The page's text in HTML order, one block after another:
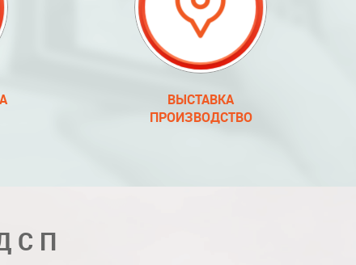
ВЫСТАВКА
ПРОИЗВОДСТВО